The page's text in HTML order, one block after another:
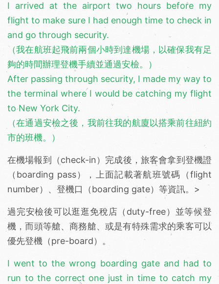
I arrived at the airport two hours before my
flight to make sure I had enough time to check in
and go through security.
（我在航班起飛前兩個小時到達機場，以確保我有足
夠的時間辦理登機手續並通過安檢。）
After passing through security, I made my way to
the terminal where I would be catching my flight
to New York City.
（在通過安檢之後，我前往我的航廈以搭乘前往紐約
市的班機。）
在機場報到（check-in）完成後，旅客會拿到登機證
（boarding pass），上面記載著航班號碼（flight
number）、登機口（boarding gate）等資訊。>
過完安檢後可以逛逛免稅店（duty-free）並等候登
機，而頭等艙、商務艙、或是有特殊需求的乘客可以
優先登機（pre-board）。
I went to the wrong boarding gate and had to
run to the correct one just in time to catch my